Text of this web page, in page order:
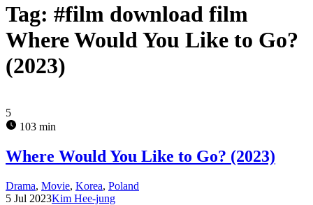
Tag: #film download film
Where Would You Like to Go?
(2023)
5
103 min
Where Would You Like to Go? (2023)
Drama, Movie, Korea, Poland
5 Jul 2023Kim Hee-jung